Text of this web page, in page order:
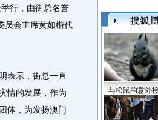
行，由街总名誉
员会主席黄如楷代
示，街总一直
情的发展，作为
体，为发扬澳门
与松鼠的意外